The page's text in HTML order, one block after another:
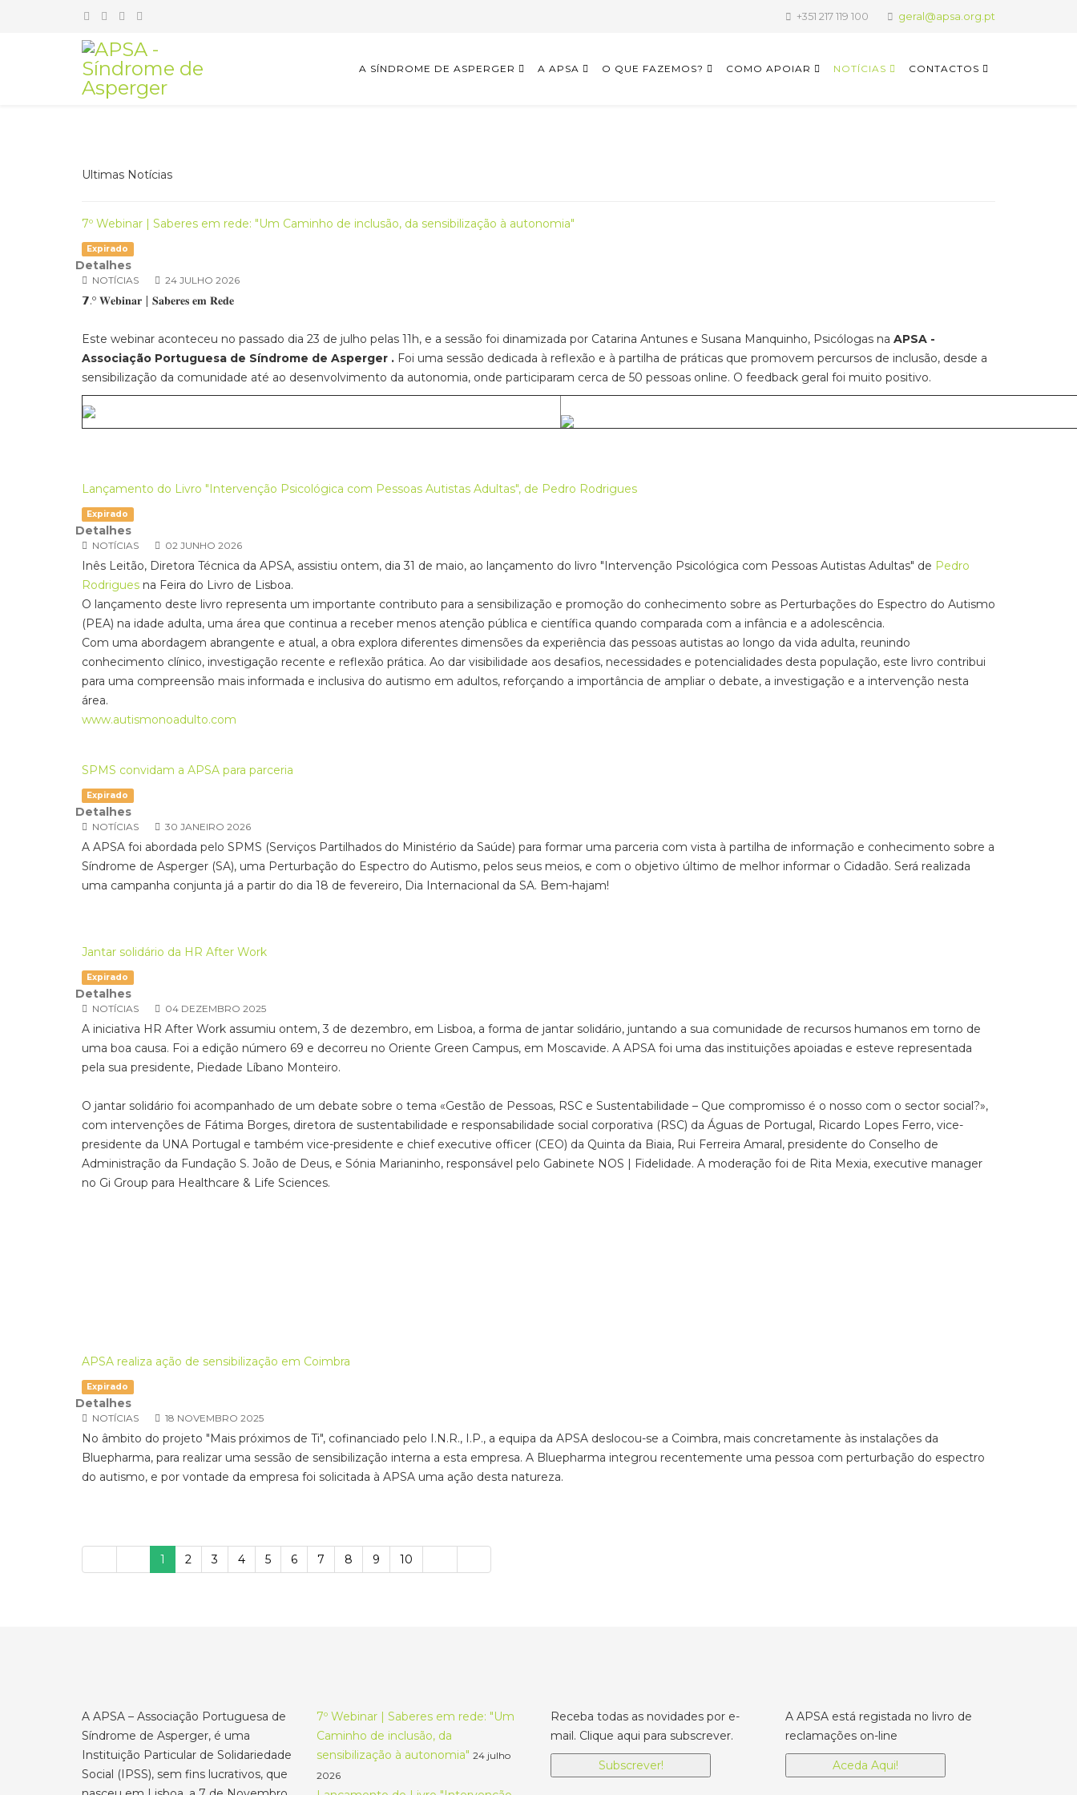
+351 217 119 100 geral@apsa.org.pt
A SÍNDROME DE ASPERGER A APSA O QUE FAZEMOS? COMO APOIAR NOTÍCIAS CONTACTOS
Ultimas Notícias
7º Webinar | Saberes em rede: "Um Caminho de inclusão, da sensibilização à autonomia"
Expirado
Detalhes
NOTÍCIAS 24 JULHO 2026
𝟳.º 𝐖𝐞𝐛𝐢𝐧𝐚𝐫 | 𝐒𝐚𝐛𝐞𝐫𝐞𝐬 𝐞𝐦 𝐑𝐞𝐝𝐞
Este webinar aconteceu no passado dia 23 de julho pelas 11h, e a sessão foi dinamizada por Catarina Antunes e Susana Manquinho, Psicólogas na APSA -
Associação Portuguesa de Síndrome de Asperger . Foi uma sessão dedicada à reflexão e à partilha de práticas que promovem percursos de inclusão, desde a
sensibilização da comunidade até ao desenvolvimento da autonomia, onde participaram cerca de 50 pessoas online. O feedback geral foi muito positivo.
Lançamento do Livro "Intervenção Psicológica com Pessoas Autistas Adultas", de Pedro Rodrigues
Expirado
Detalhes
NOTÍCIAS 02 JUNHO 2026
Inês Leitão, Diretora Técnica da APSA, assistiu ontem, dia 31 de maio, ao lançamento do livro "Intervenção Psicológica com Pessoas Autistas Adultas" de Pedro
Rodrigues na Feira do Livro de Lisboa.
O lançamento deste livro representa um importante contributo para a sensibilização e promoção do conhecimento sobre as Perturbações do Espectro do Autismo
(PEA) na idade adulta, uma área que continua a receber menos atenção pública e científica quando comparada com a infância e a adolescência.
Com uma abordagem abrangente e atual, a obra explora diferentes dimensões da experiência das pessoas autistas ao longo da vida adulta, reunindo
conhecimento clínico, investigação recente e reflexão prática. Ao dar visibilidade aos desafios, necessidades e potencialidades desta população, este livro contribui
para uma compreensão mais informada e inclusiva do autismo em adultos, reforçando a importância de ampliar o debate, a investigação e a intervenção nesta
área.
www.autismonoadulto.com
SPMS convidam a APSA para parceria
Expirado
Detalhes
NOTÍCIAS 30 JANEIRO 2026
A APSA foi abordada pelo SPMS (Serviços Partilhados do Ministério da Saúde) para formar uma parceria com vista à partilha de informação e conhecimento sobre a
Síndrome de Asperger (SA), uma Perturbação do Espectro do Autismo, pelos seus meios, e com o objetivo último de melhor informar o Cidadão. Será realizada
uma campanha conjunta já a partir do dia 18 de fevereiro, Dia Internacional da SA. Bem-hajam!
Jantar solidário da HR After Work
Expirado
Detalhes
NOTÍCIAS 04 DEZEMBRO 2025
A iniciativa HR After Work assumiu ontem, 3 de dezembro, em Lisboa, a forma de jantar solidário, juntando a sua comunidade de recursos humanos em torno de
uma boa causa. Foi a edição número 69 e decorreu no Oriente Green Campus, em Moscavide. A APSA foi uma das instituições apoiadas e esteve representada
pela sua presidente, Piedade Líbano Monteiro.
O jantar solidário foi acompanhado de um debate sobre o tema «Gestão de Pessoas, RSC e Sustentabilidade – Que compromisso é o nosso com o sector social?»,
com intervenções de Fátima Borges, diretora de sustentabilidade e responsabilidade social corporativa (RSC) da Águas de Portugal, Ricardo Lopes Ferro, vice-
presidente da UNA Portugal e também vice-presidente e chief executive officer (CEO) da Quinta da Biaia, Rui Ferreira Amaral, presidente do Conselho de
Administração da Fundação S. João de Deus, e Sónia Marianinho, responsável pelo Gabinete NOS | Fidelidade. A moderação foi de Rita Mexia, executive manager
no Gi Group para Healthcare & Life Sciences.
APSA realiza ação de sensibilização em Coimbra
Expirado
Detalhes
NOTÍCIAS 18 NOVEMBRO 2025
No âmbito do projeto "Mais próximos de Ti", cofinanciado pelo I.N.R., I.P., a equipa da APSA deslocou-se a Coimbra, mais concretamente às instalações da
Bluepharma, para realizar uma sessão de sensibilização interna a esta empresa. A Bluepharma integrou recentemente uma pessoa com perturbação do espectro
do autismo, e por vontade da empresa foi solicitada à APSA uma ação desta natureza.
1 2 3 4 5 6 7 8 9 10
A APSA – Associação Portuguesa de
Síndrome de Asperger, é uma
Instituição Particular de Solidariedade
Social (IPSS), sem fins lucrativos, que
7º Webinar | Saberes em rede: "Um
Caminho de inclusão, da
sensibilização à autonomia" 24 julho
2026
Receba todas as novidades por e-
mail. Clique aqui para subscrever.
Subscrever!
A APSA está registada no livro de
reclamações on-line
Aceda Aqui!